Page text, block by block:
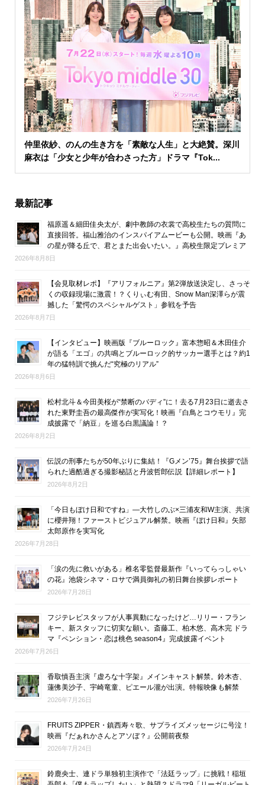
仲里依紗、のんの生き方を「素敵な人生」と大絶賛。深川
麻衣は「少女と少年が合わさった方」ドラマ『Tok...
最新記事
福原遥＆細田佳央太が、劇中教師の衣裳で高校生たちの質問に
直接回答。福山雅治のインスパイアムービーも公開。映画『あ
の星が降る丘で、君とまた出会いたい。』高校生限定プレミア
2026年8月8日
【会見取材レポ】『アリフォルニア』第2弾放送決定し、さっそ
くの収録現場に激震！？くりぃむ有田、Snow Man深澤らが震
撼した「驚愕のスペシャルゲスト」参戦を予告
2026年8月7日
【インタビュー】映画版『ブルーロック』富本惣昭＆木田佳介
が語る「エゴ」の共鳴とブルーロック的サッカー選手とは？約1
年の猛特訓で挑んだ“究極のリアル”
2026年8月6日
松村北斗＆今田美桜が“禁断のバディ”に！去る7月23日に逝去さ
れた東野圭吾の最高傑作が実写化！映画『白鳥とコウモリ』完
成披露で「納豆」を巡る白黒議論！？
2026年8月2日
伝説の刑事たちが50年ぶりに集結！『Gメン’75』舞台挨拶で語
られた過酷過ぎる撮影秘話と丹波哲郎伝説【詳細レポート】
2026年8月2日
「今日もぼけ日和ですね」―大竹しのぶ×三浦友和W主演、共演
に櫻井翔！ファーストビジュアル解禁。映画『ぼけ日和』矢部
太郎原作を実写化
2026年7月28日
「涙の先に救いがある」椎名零監督最新作『いってらっしゃい
の花』池袋シネマ・ロサで満員御礼の初日舞台挨拶レポート
2026年7月28日
フジテレビスタッフが人事異動になったけど…リリー・フラン
キー、新スタッフに切実な願い。斎藤工、柏木悠、高木完 ドラ
マ『ペンション・恋は桃色 season4』完成披露イベント
2026年7月26日
香取慎吾主演『虚ろな十字架』メインキャスト解禁。鈴木杏、
蓮佛美沙子、宇崎竜童、ピエール瀧が出演。特報映像も解禁
2026年7月26日
FRUITS ZIPPER・鎮西寿々歌、サプライズメッセージに号泣！
映画『だぁれかさんとアソぼ？』公開前夜祭
2026年7月24日
鈴鹿央士、連ドラ単独初主演作で「法廷ラップ」に挑戦！稲垣